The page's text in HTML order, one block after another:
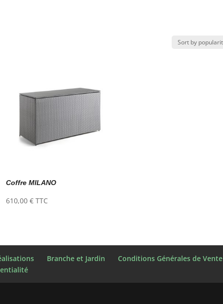
Coffre MILANO
610,00 € TTC
Branche et Jardin
Conditions Générales de Vente